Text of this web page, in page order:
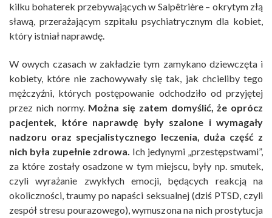
kilku bohaterek przebywających w Salpêtrière – okrytym złą
sławą, przerażającym szpitalu psychiatrycznym dla kobiet,
który istniał naprawdę.
W owych czasach w zakładzie tym zamykano dziewczęta i
kobiety, które nie zachowywały się tak, jak chcieliby tego
mężczyźni, których postępowanie odchodziło od przyjętej
przez nich normy. Można się zatem domyślić, że oprócz
pacjentek, które naprawdę były szalone i wymagały
nadzoru oraz specjalistycznego leczenia, duża część z
nich była zupełnie zdrowa. Ich jedynymi „przestępstwami”,
za które zostały osadzone w tym miejscu, były np. smutek,
czyli wyrażanie zwykłych emocji, będących reakcją na
okoliczności, traumy po napaści seksualnej (dziś PTSD, czyli
zespół stresu pourazowego), wymuszona na nich prostytucja